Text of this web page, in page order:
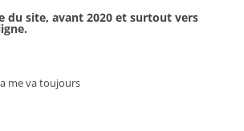
du site, avant 2020 et surtout vers
me va toujours